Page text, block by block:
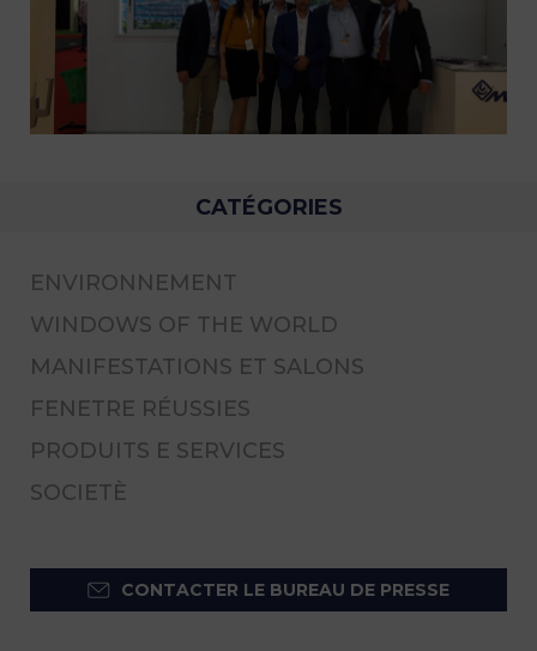
CATÉGORIES
ENVIRONNEMENT
WINDOWS OF THE WORLD
MANIFESTATIONS ET SALONS
FENETRE RÉUSSIES
PRODUITS E SERVICES
SOCIETÈ
CONTACTER LE BUREAU DE PRESSE